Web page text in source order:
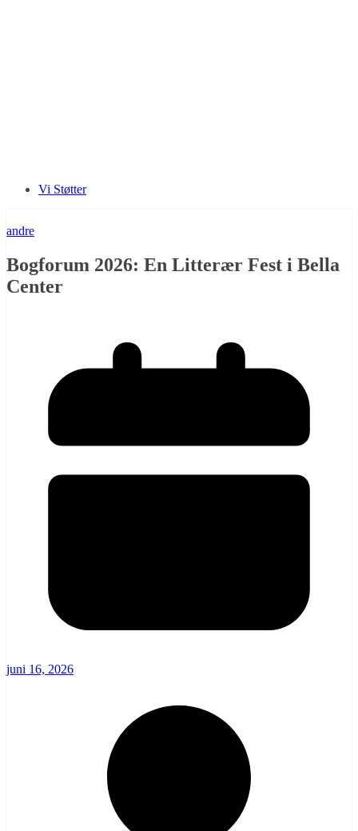
Vi Støtter
andre
Bogforum 2026: En Litterær Fest i Bella
Center
juni 16, 2026